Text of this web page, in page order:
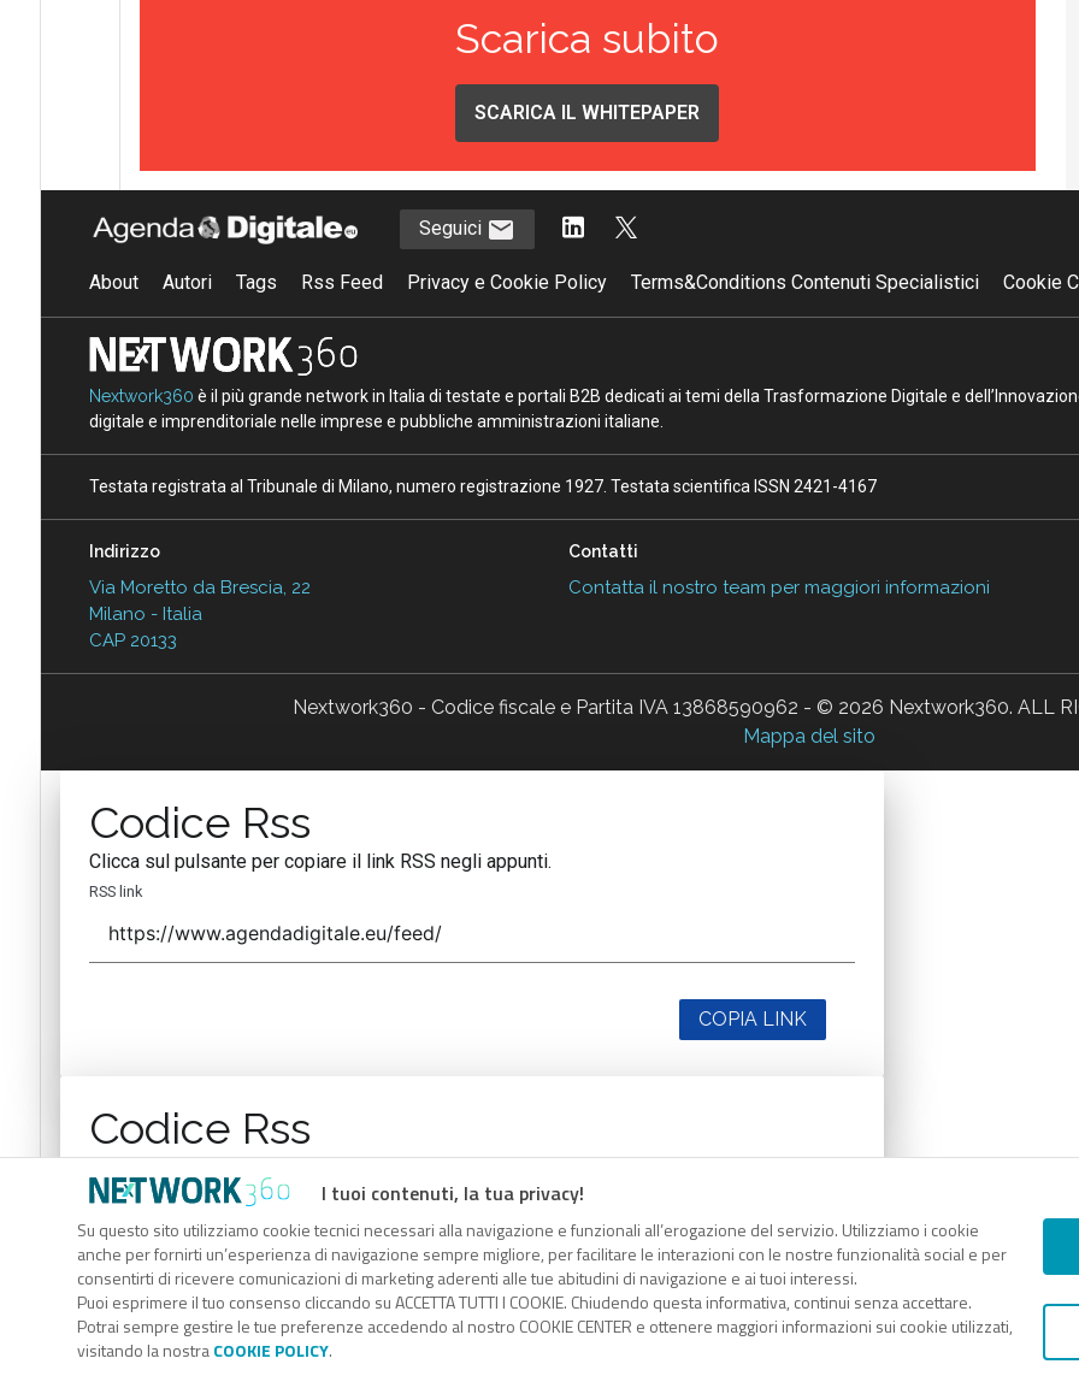
Scarica subito
SCARICA IL WHITEPAPER
I tuoi contenuti, la tua privacy!
Su questo sito utilizziamo cookie tecnici necessari alla navigazione e funzionali all’erogazione del servizio. Utilizziamo i cookie
anche per fornirti un’esperienza di navigazione sempre migliore, per facilitare le interazioni con le nostre funzionalità social e per
consentirti di ricevere comunicazioni di marketing aderenti alle tue abitudini di navigazione e ai tuoi interessi.
Puoi esprimere il tuo consenso cliccando su ACCETTA TUTTI I COOKIE. Chiudendo questa informativa, continui senza accettare.
Potrai sempre gestire le tue preferenze accedendo al nostro COOKIE CENTER e ottenere maggiori informazioni sui cookie utilizzati,
visitando la nostraCOOKIE POLICY.
Seguici
About Autori Tags Rss Feed Privacy e Cookie Policy Terms&Conditions Contenuti Specialistici Cookie
Nextwork360 è il più grande network in Italia di testate e portali B2B dedicati ai temi della Trasformazione Digitale e
digitale e imprenditoriale nelle imprese e pubbliche amministrazioni italiane.
Testata registrata al Tribunale di Milano, numero registrazione 1927. Testata scientifica ISSN 2421-4167
Indirizzo
Via Moretto da Brescia, 22
Milano - Italia
CAP 20133
Contatti
Contatta il nostro team per maggiori informazioni
Nextwork360 - Codice fiscale e Partita IVA 13868590962 - © 2026 Nextwork360. ALL
Mappa del sito
Codice Rss
Clicca sul pulsante per copiare il link RSS negli appunti.
RSS link
COPIA LINK
Codice Rss
RSS link
COPIA LINK